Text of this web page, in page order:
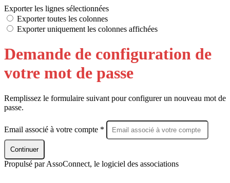
Exporter les lignes sélectionnées
Exporter toutes les colonnes
Exporter uniquement les colonnes affichées
Demande de configuration de
votre mot de passe
Remplissez le formulaire suivant pour configurer un nouveau mot de
passe.
Email associé à votre compte *
Continuer
Propulsé par AssoConnect, le logiciel des associations